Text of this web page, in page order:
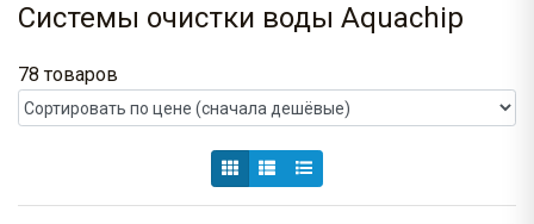
Системы очистки воды Aquachip
78 товаров